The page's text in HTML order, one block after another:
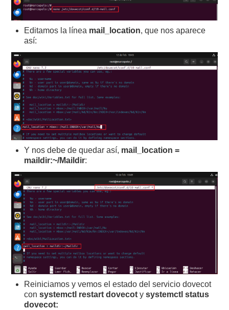
Editamos la línea mail_location, que nos aparece
así:
Y nos debe de quedar así, mail_location =
maildir:~/Maildir:
Reiniciamos y vemos el estado del servicio dovecot
consystemctl restart dovecotysystemctl status
dovecot: